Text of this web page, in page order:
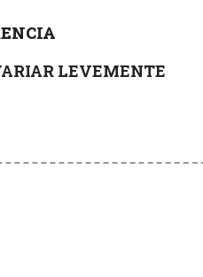
LEVEMENTE